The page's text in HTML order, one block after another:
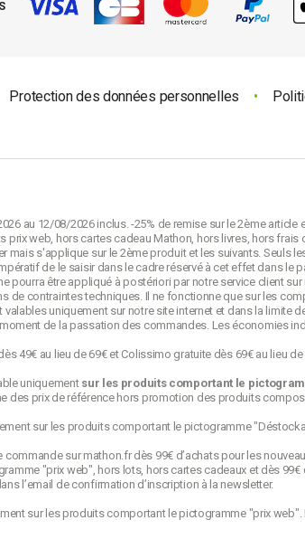
Protection des données personnelles •
au 12/08/2026 inclus. -25% de remise sur le 2ème
web, hors cartes cadeau Mathon, hors livres, hors
mais s'applique sur le 2ème produit et les suivants.
de le saisir dans le cadre réservé à cet effet dans
pourra être appliqué à postériori par notre service client
de contraintes techniques. Il ne fonctionne que sur les
uniquement sur notre site internet et dans la
de la passation des commandes. Les économies
49€ au lieu de 69€ et Colissimo gratuite dès 69€ au lieu
uniquement sur les produits comportant le
des prix de référence hors promotion des produits
sur les produits comportant le pictogramme
commande sur mathon.fr dès 99€ d’achats pour les
"prix web", hors lots, hors cartes cadeaux et dès
l’email de confirmation d’inscription à la newsletter.
sur les produits comportant le pictogramme "prix